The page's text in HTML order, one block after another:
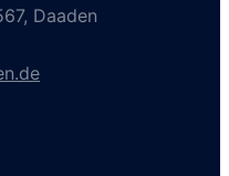
Daaden